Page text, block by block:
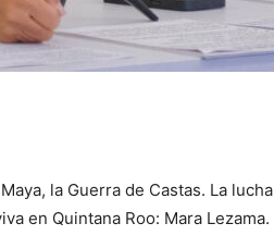
la Guerra de Castas. La lucha
en Quintana Roo: Mara Lezama.